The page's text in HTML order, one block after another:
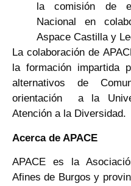
la comisión de
Nacional en
Aspace Castilla y
La colaboración de
la formación impartida
alternativos de
orientación a la
Atención a la Diversidad.
Acerca de APACE
APACE es la
Afines de Burgos y